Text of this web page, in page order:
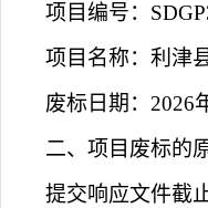
项目编号：
项目名称： 利津
废标日期： 2026
二、项目废标的
提交响应文件截